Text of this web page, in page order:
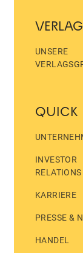
UNSERE
QUICK
INVESTOR
RELATIONS
KARRIERE
PRESSE &
HANDEL